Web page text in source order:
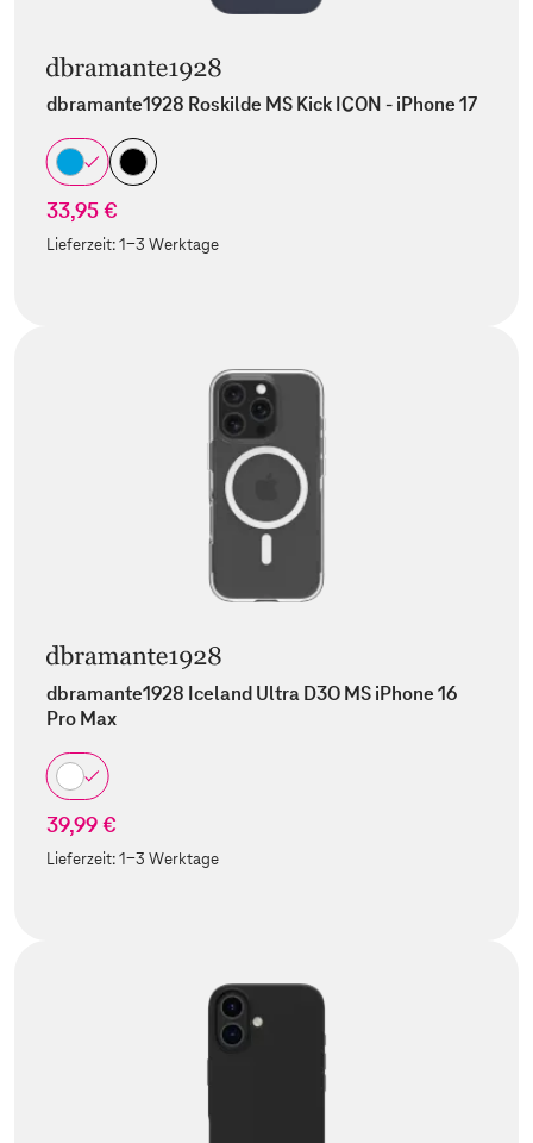
dbramante1928 Roskilde MS Kick ICON - iPhone 17
33,95 €
Lieferzeit:1-3 Werktage
dbramante1928 Iceland Ultra D3O MS iPhone 16
Pro Max
39,99 €
Lieferzeit:1-3 Werktage